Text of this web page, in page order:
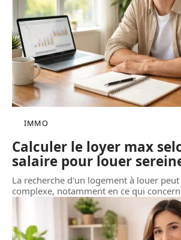
IMMO
Calculer le loyer max
salaire pour louer
La recherche d'un logement à louer peut
complexe, notamment en ce qui